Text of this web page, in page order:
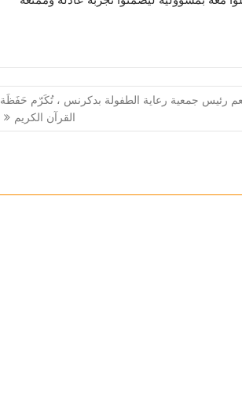
أمل عبد المنعم رئيس جمعية رعاية ‎الطفولة بدكرنس ، تُكَرّم حَفَظَة
القرآن الكريم